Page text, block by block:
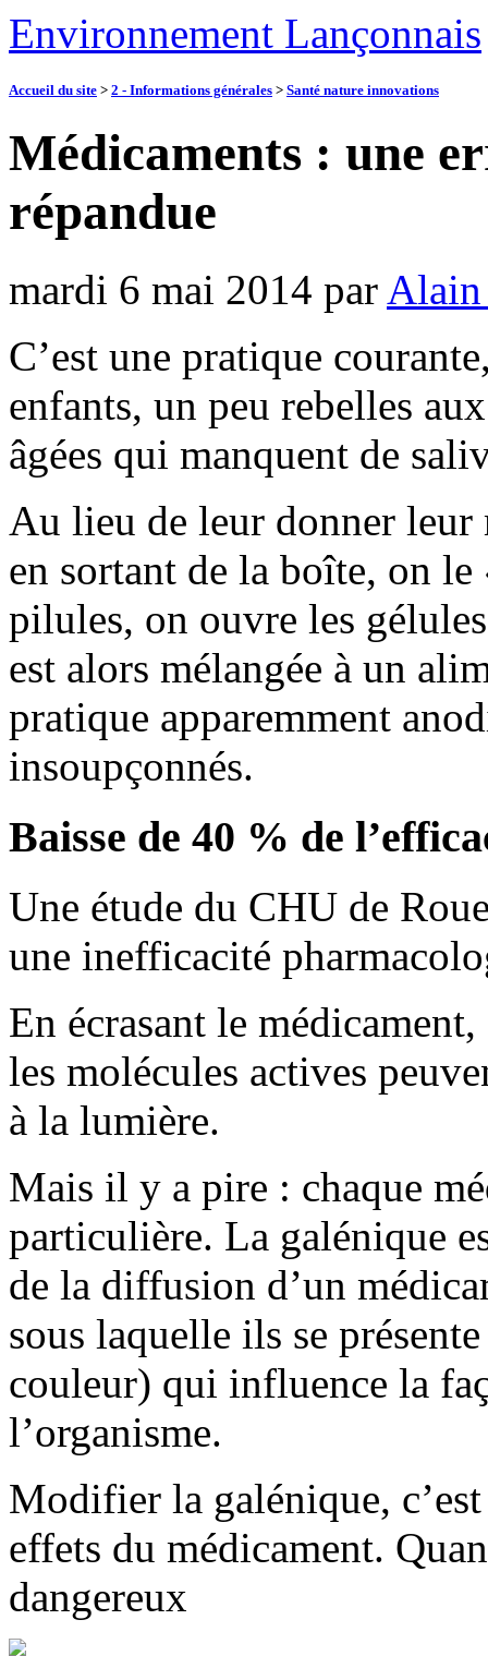
Environnement Lançonnais
Accueil du site > 2 - Informations générales > Santé nature innovations
Médicaments : une
répandue
mardi 6 mai 2014 par
C’est une pratique
enfants, un peu rebelles
âgées qui manquent de
Au lieu de leur donner leur
en sortant de la boîte, on
pilules, on ouvre les
est alors mélangée à un
pratique apparemment
insoupçonnés.
Baisse de 40 % de
Une étude du CHU de
une inefficacité
En écrasant le
les molécules actives
à la lumière.
Mais il y a pire : chaque
particulière. La galénique
de la diffusion d’un
sous laquelle ils se
couleur) qui influence la
l’organisme.
Modifier la galénique,
effets du médicament.
dangereux